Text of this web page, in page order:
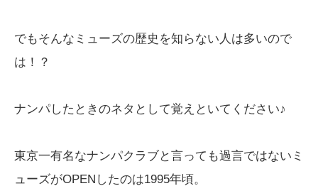
でもそんなミューズの歴史を知らない人は多いので
は！？
ナンパしたときのネタとして覚えといてください♪
東京一有名なナンパクラブと言っても過言ではないミ
ューズがOPENしたのは1995年頃。